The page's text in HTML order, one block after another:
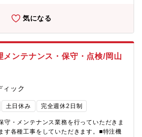
も導入されており、安心して長く働ける
ジュール感～午前はIT業界の情報収集や
。昼休みは1時間しっかりリフレッシュ！
認や開発業務に集中し、夕方には退勤。
充実も図れます。
気になる
メンテナンス・保守・点検/岡山
ィック
土日休み 完全週休2日制
守・メンテナンス業務を行っていただきま
す各種工事をしていただきます。■特注機